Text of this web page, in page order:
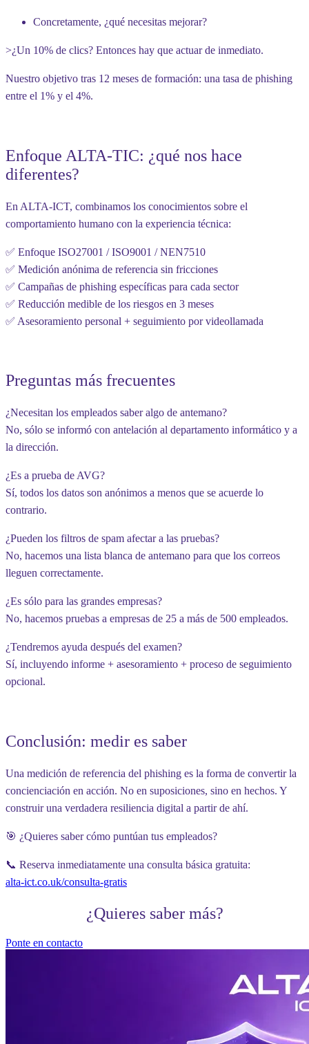
Concretamente, ¿qué necesitas mejorar?
>¿Un 10% de clics? Entonces hay que actuar de inmediato.
Nuestro objetivo tras 12 meses de formación: una tasa de phishing
entre el 1% y el 4%.
Enfoque ALTA-TIC: ¿qué nos hace
diferentes?
En ALTA-ICT, combinamos los conocimientos sobre el
comportamiento humano con la experiencia técnica:
✅ Enfoque ISO27001 / ISO9001 / NEN7510
✅ Medición anónima de referencia sin fricciones
✅ Campañas de phishing específicas para cada sector
✅ Reducción medible de los riesgos en 3 meses
✅ Asesoramiento personal + seguimiento por videollamada
Preguntas más frecuentes
¿Necesitan los empleados saber algo de antemano?
No, sólo se informó con antelación al departamento informático y a
la dirección.
¿Es a prueba de AVG?
Sí, todos los datos son anónimos a menos que se acuerde lo
contrario.
¿Pueden los filtros de spam afectar a las pruebas?
No, hacemos una lista blanca de antemano para que los correos
lleguen correctamente.
¿Es sólo para las grandes empresas?
No, hacemos pruebas a empresas de 25 a más de 500 empleados.
¿Tendremos ayuda después del examen?
Sí, incluyendo informe + asesoramiento + proceso de seguimiento
opcional.
Conclusión: medir es saber
Una medición de referencia del phishing es la forma de convertir la
concienciación en acción. No en suposiciones, sino en hechos. Y
construir una verdadera resiliencia digital a partir de ahí.
🎯 ¿Quieres saber cómo puntúan tus empleados?
📞 Reserva inmediatamente una consulta básica gratuita:
alta-ict.co.uk/consulta-gratis
¿Quieres saber más?
Ponte en contacto